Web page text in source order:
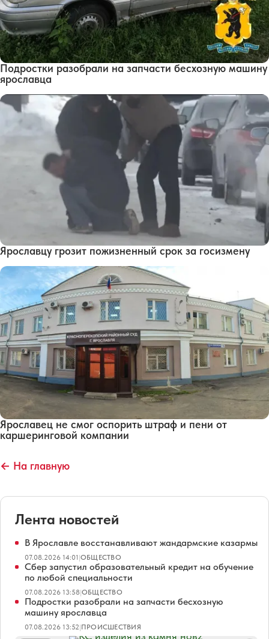
Подростки разобрали на запчасти бесхозную машину
ярославца
Ярославцу грозит пожизненный срок за госизмену
Ярославец не смог оспорить штраф и пени от
каршеринговой компании
← На главную
Лента новостей
В Ярославле восстанавливают жандармские казармы
07.08.2026 14:01|ОБЩЕСТВО
Сбер запустил образовательный кредит на обучение
по любой специальности
07.08.2026 13:58|ОБЩЕСТВО
Подростки разобрали на запчасти бесхозную
машину ярославца
07.08.2026 13:52|ПРОИСШЕСТВИЯ